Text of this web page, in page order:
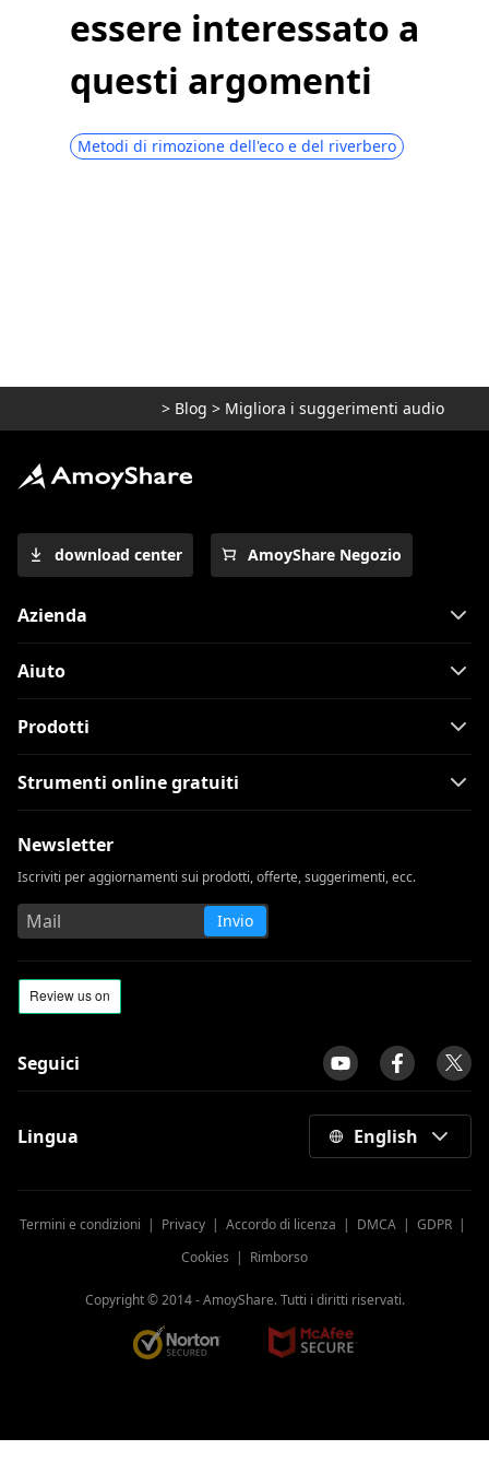
essere interessato a
questi argomenti
Metodi di rimozione dell'eco e del riverbero
> Blog > Migliora i suggerimenti audio
download center AmoyShare Negozio
Azienda
Aiuto
Prodotti
Strumenti online gratuiti
Newsletter
Iscriviti per aggiornamenti sui prodotti, offerte, suggerimenti, ecc.
Invio
Seguici
Lingua English
Termini e condizioni | Privacy | Accordo di licenza | DMCA | GDPR |
Cookies | Rimborso
Copyright © 2014 -AmoyShare. Tutti i diritti riservati.